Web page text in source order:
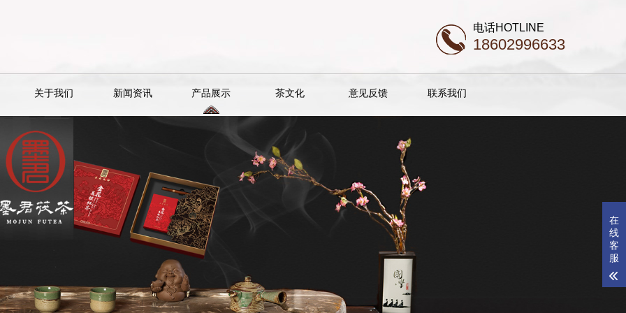
电话HOTLINE
18602996633
关于我们 新闻资讯 产品展示 茶文化 意见反馈 联系我们
在
线
客
服